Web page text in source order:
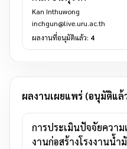
Kan Inthuwong
inchgun@live.uru.ac.th
ผลงานที่อนุมัติแล้ว: 4
ผลงานเผยแพร่ (อนุมัติแล้
การประเมินปัจจัยความ
งานก่อสร้างโรงงานน้